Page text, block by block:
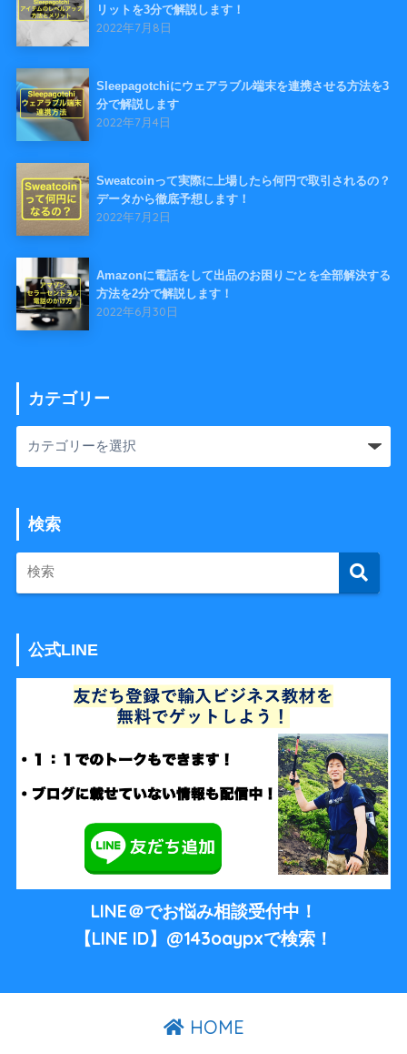
リットを3分で解説します！
2022年7月8日
Sleepagotchiにウェアラブル端末を連携させる方法を3
分で解説します
2022年7月4日
Sweatcoinって実際に上場したら何円で取引されるの？
データから徹底予想します！
2022年7月2日
Amazonに電話をして出品のお困りごとを全部解決する
方法を2分で解説します！
2022年6月30日
カテゴリー
検索
公式LINE
LINE＠でお悩み相談受付中！
【LINE ID】@143oaypxで検索！
HOME